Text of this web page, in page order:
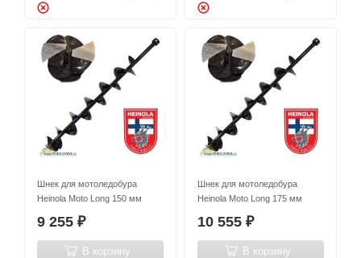
Шнек для мотоледобура
Heinola Moto Long 150 мм
9 255 ₽
В корзину
Шнек для мотоледобура
Heinola Moto Long 175 мм
10 555 ₽
В корзину